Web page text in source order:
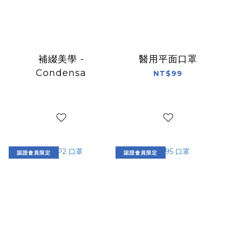
補綴美學 -
Condensa
醫用平面口罩
NT$99
認證會員限定 認證會員限定